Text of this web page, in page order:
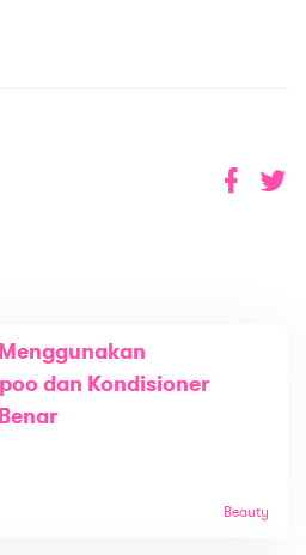
dan Kondisioner
Beauty